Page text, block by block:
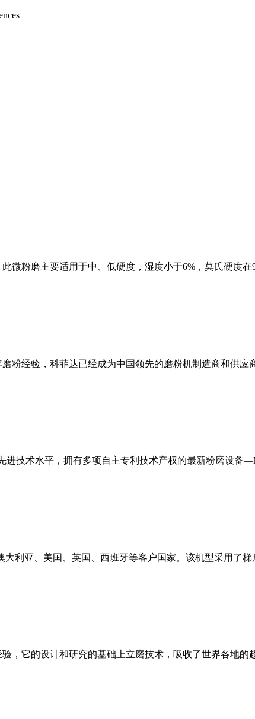
微粉磨主要适用于中、低硬度，湿度小于6%，莫氏硬度
粉经验，科菲达已经成为中国领先的磨粉机制造商和供
进技术水平，拥有多项自主专利技术产权的最新粉磨设备
利亚、美国、英国、西班牙等客户国家。该机型采用了
，它的设计和研究的基础上立磨技术，吸收了世界各地